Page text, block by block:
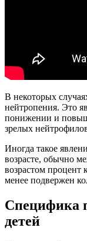
В некоторых
нейтропения. Это
понижении и
зрелых
Иногда такое
возрасте, обычно
возрастом процент
менее подвержен
Специфика
детей